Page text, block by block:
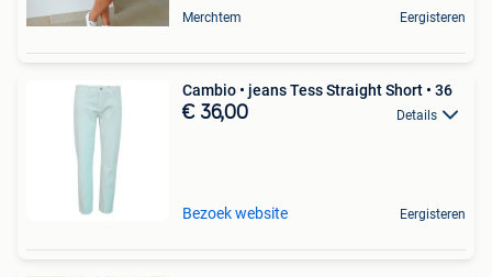
Merchtem Eergisteren
Cambio • jeans Tess Straight Short • 36
€ 36,00 Details
Bezoek website Eergisteren